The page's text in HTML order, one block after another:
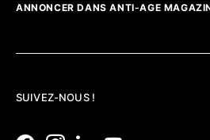
ANNONCER DANS ANTI-AGE
SUIVEZ-NOUS !